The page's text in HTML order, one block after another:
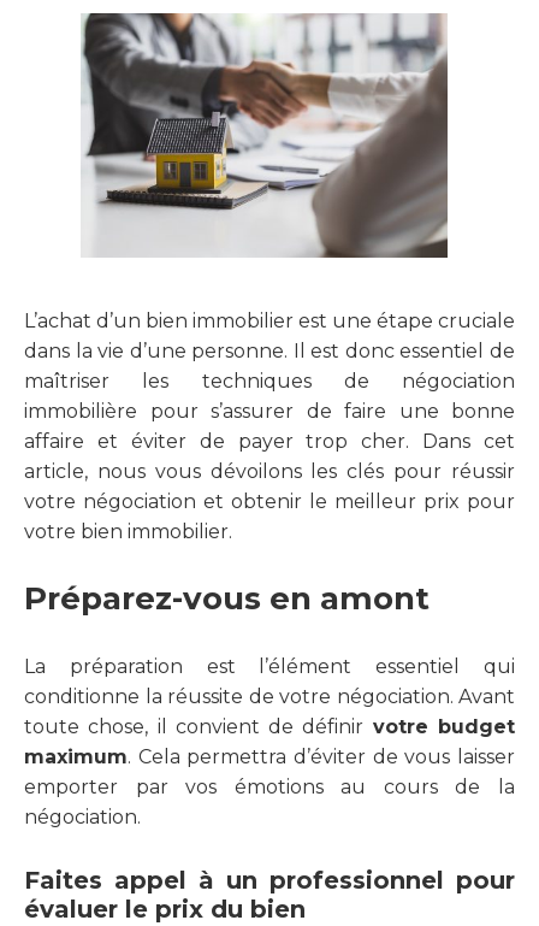
L’achat d’un bien immobilier est une étape cruciale
dans la vie d’une personne. Il est donc essentiel de
maîtriser les techniques de négociation
immobilière pour s’assurer de faire une bonne
affaire et éviter de payer trop cher. Dans cet
article, nous vous dévoilons les clés pour réussir
votre négociation et obtenir le meilleur prix pour
votre bien immobilier.
Préparez-vous en amont
La préparation est l’élément essentiel qui
conditionne la réussite de votre négociation. Avant
toute chose, il convient de définir votre budget
maximum. Cela permettra d’éviter de vous laisser
emporter par vos émotions au cours de la
négociation.
Faites appel à un professionnel pour
évaluer le prix du bien